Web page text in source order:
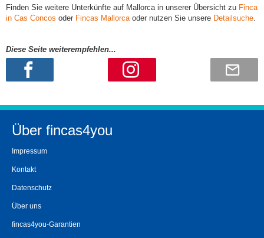
Finden Sie weitere Unterkünfte auf Mallorca in unserer Übersicht zu Finca
in Cas Concos oder Fincas Mallorcaoder nutzen Sie unsere Detailsuche.
Diese Seite weiterempfehlen...
Über fincas4you
Impressum
Kontakt
Datenschutz
Über uns
fincas4you-Garantien